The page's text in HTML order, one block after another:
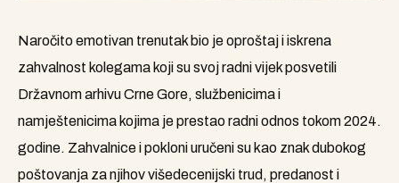
Naročito emotivan trenutak bio je oproštaj i iskrena
zahvalnost kolegama koji su svoj radni vijek posvetili
Državnom arhivu Crne Gore, službenicima i
namještenicima kojima je prestao radni odnos tokom 2024.
godine. Zahvalnice i pokloni uručeni su kao znak dubokog
poštovanja za njihov višedecenijski trud, predanost i